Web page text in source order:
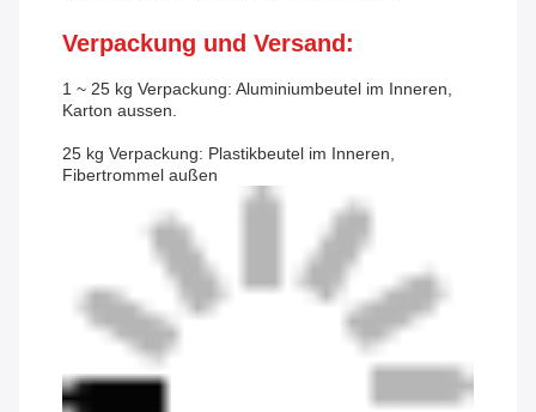
Verpackung und Versand:
1 ~ 25 kg Verpackung: Aluminiumbeutel im Inneren,
Karton aussen.
25 kg Verpackung: Plastikbeutel im Inneren,
Fibertrommel außen